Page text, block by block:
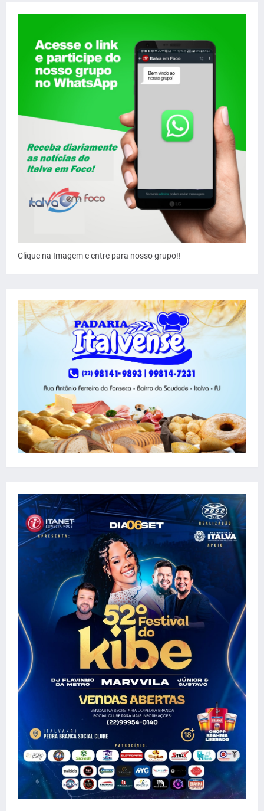
Clique na Imagem e entre para nosso grupo!!